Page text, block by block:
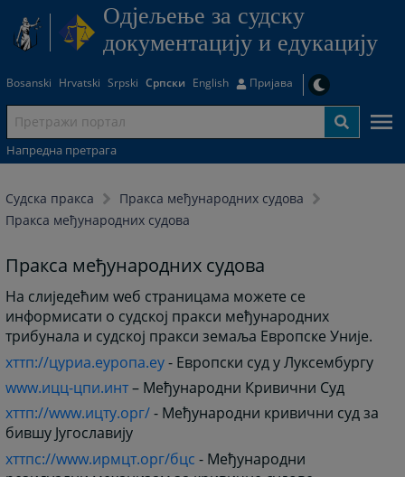
Одjељење за судску
документацију и едукацију
Bosanski Hrvatski Srpski Српски English Пријава
Напредна претрага
Судска пракса
Пракса међународних судова
Пракса међународних судова
Пракса међународних судова
На слиједећим wеб страницама можете се
информисати о судској пракси међународних
трибунала и судској пракси земаља Европске Уније.
хттп://цуриа.еуропа.еу- Европски суд у Луксембургу
www.ицц-цпи.инт– Међународни Кривични Суд
хттп://www.ицтy.орг/- Међународни кривични суд за
бившу Југославију
хттпс://www.ирмцт.орг/бцс - Међународни